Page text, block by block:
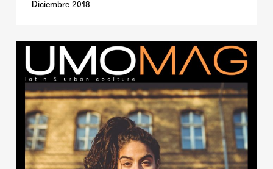
Diciembre 2018